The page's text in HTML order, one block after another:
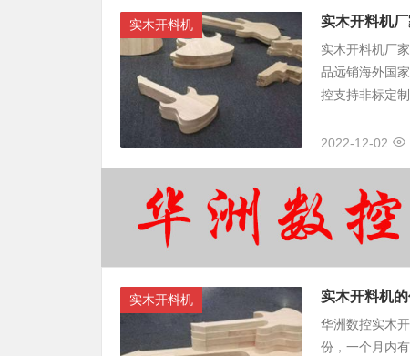
实木开料机 实木开料机
实木开料机厂
品远销海外国
控支持非标定
2022-12-02
实木开料机 实木开料机
华洲数控实木
份，一个月内